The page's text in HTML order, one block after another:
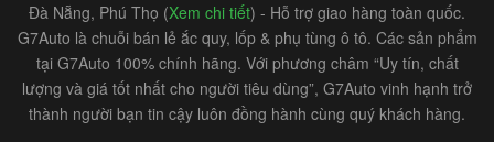
Đà Nẵng, Phú Thọ (Xem chi tiết) - Hỗ trợ giao hàng toàn quốc.
G7Auto là chuỗi bán lẻ ắc quy, lốp & phụ tùng ô tô. Các sản phẩm
tại G7Auto 100% chính hãng. Với phương châm “Uy tín, chất
lượng và giá tốt nhất cho người tiêu dùng”, G7Auto vinh hạnh trở
thành người bạn tin cậy luôn đồng hành cùng quý khách hàng.